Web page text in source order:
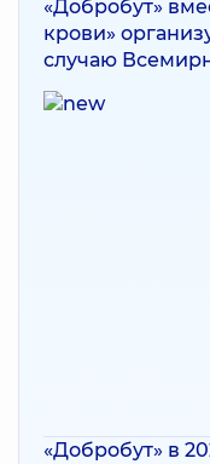
«Добробут»
крови»
случаю
«Добробут» в